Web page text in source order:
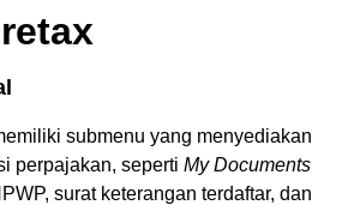
submenu yang menyediakan
perpajakan, seperti My Documents
surat keterangan terdaftar, dan